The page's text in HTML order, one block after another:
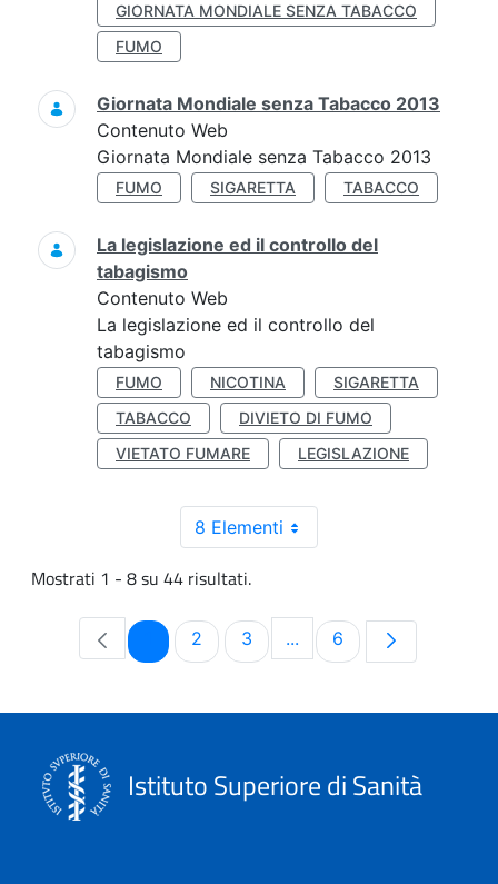
GIORNATA MONDIALE SENZA TABACCO
FUMO
Giornata Mondiale senza Tabacco 2013
Contenuto Web
Giornata Mondiale senza Tabacco 2013
FUMO SIGARETTA TABACCO
La legislazione ed il controllo del
tabagismo
Contenuto Web
La legislazione ed il controllo del
tabagismo
FUMO NICOTINA
SIGARETTA
TABACCO
DIVIETO DI FUMO
VIETATO FUMARE
LEGISLAZIONE
8 Elementi
Mostrati 1 - 8 su 44 risultati.
PaginaPagina
2 Pagina
3 ...Pagine intermedie Use
Pagina
6
Istituto Superiore di Sanità